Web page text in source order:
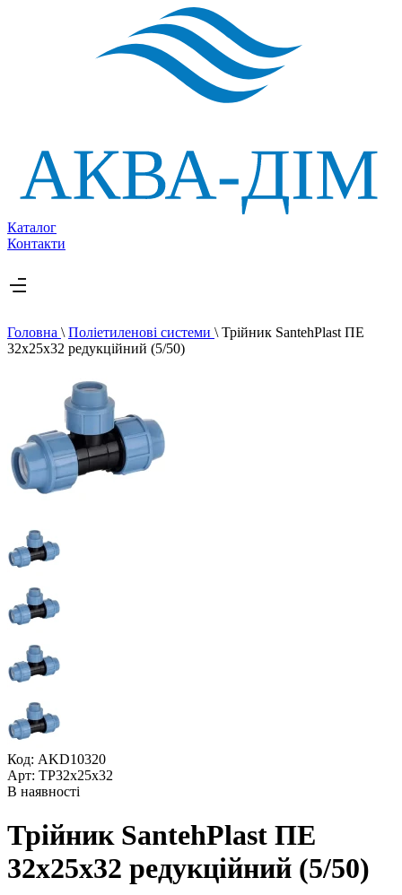
Каталог
Контакти
Головна \ Поліетиленові системи \ Трійник SantehPlast ПЕ
32х25х32 редукційний (5/50)
Код: AKD10320
Арт: ТР32x25x32
В наявності
Трійник SantehPlast ПЕ
32х25х32 редукційний (5/50)